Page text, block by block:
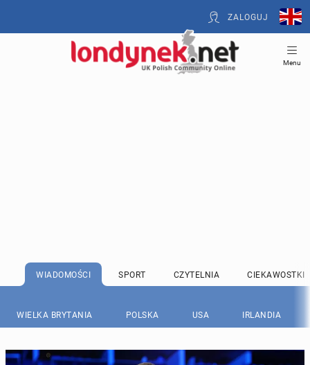
ZALOGUJ
Menu
WIADOMOŚCI SPORT CZYTELNIA CIEKAWOSTKI
WIELKA BRYTANIA POLSKA USA IRLANDIA